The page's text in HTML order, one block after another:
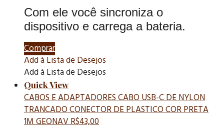
Com ele você sincroniza o
dispositivo e carrega a bateria.
Comprar
Add à Lista de Desejos
Add à Lista de Desejos
Quick View
CABOS E ADAPTADORESCABO USB-C DE NYLON
TRANCADO CONECTOR DE PLASTICO COR PRETA
1M GEONAVR$43,00